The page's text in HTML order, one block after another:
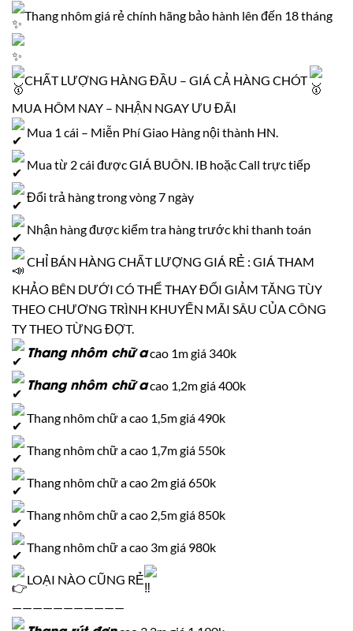
Thang nhôm giá rẻ chính hãng bảo hành lên đến 18 tháng
CHẤT LƯỢNG HÀNG ĐẦU – GIÁ CẢ HÀNG CHÓT
MUA HÔM NAY – NHẬN NGAY ƯU ĐÃI
Mua 1 cái – Miễn Phí Giao Hàng nội thành HN.
Mua từ 2 cái được GIÁ BUÔN. IB hoặc Call trực tiếp
Đổi trả hàng trong vòng 7 ngày
Nhận hàng được kiểm tra hàng trước khi thanh toán
CHỈ BÁN HÀNG CHẤT LƯỢNG GIÁ RẺ : GIÁ THAM
KHẢO BÊN DƯỚI CÓ THỂ THAY ĐỔI GIẢM TĂNG TÙY
THEO CHƯƠNG TRÌNH KHUYẾN MÃI SÂU CỦA CÔNG
TY THEO TỪNG ĐỢT.
Thang nhôm chữ acao 1m giá 340k
Thang nhôm chữ acao 1,2m giá 400k
Thang nhôm chữ a cao 1,5m giá 490k
Thang nhôm chữ a cao 1,7m giá 550k
Thang nhôm chữ a cao 2m giá 650k
Thang nhôm chữ a cao 2,5m giá 850k
Thang nhôm chữ a cao 3m giá 980k
LOẠI NÀO CŨNG RẺ
———————————